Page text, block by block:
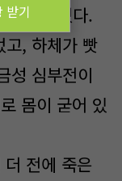
명을 질렀다.
고, 하체가 빳
성 심부전이
몸이 굳어 있
전에 죽은
받기